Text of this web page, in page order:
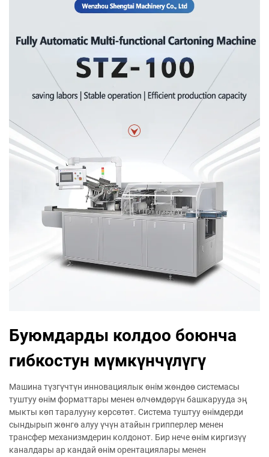
Буюмдарды колдоо боюнча
гибкостун мүмкүнчүлүгү
Машина түзгүчтүн инновациялык өнім жөндөө системасы
туштуу өнім форматтары менен өлчөмдөрүн башкарууда эң
мыкты көп таралууну көрсөтөт. Система туштуу өнімдерди
сындырып жөнгө алуу үчүн атайын грипперлер менен
трансфер механизмдерин колдонот. Бир нече өнім киргизүү
каналдары ар кандай өнім орентациялары менен